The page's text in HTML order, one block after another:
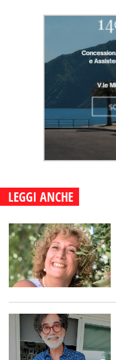
LEGGI ANCHE